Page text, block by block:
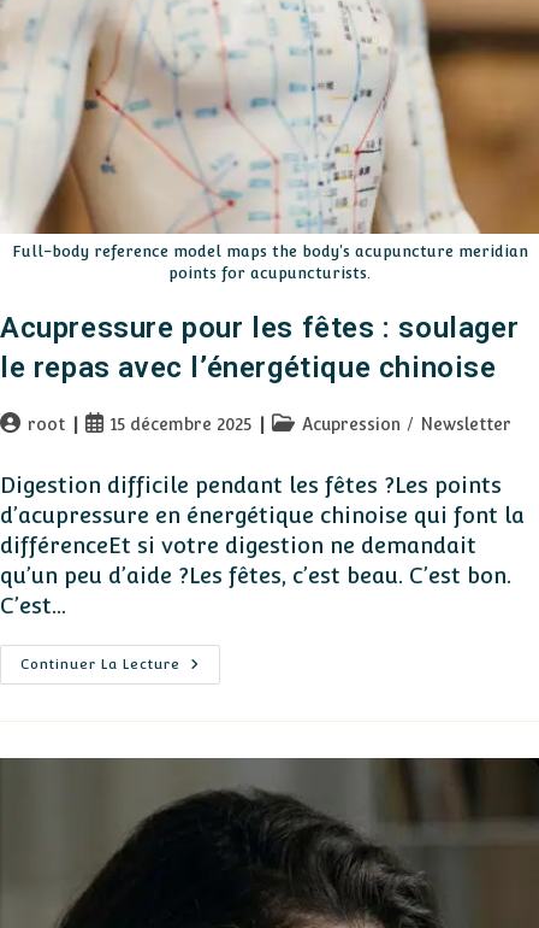
Full-body reference model maps the body's acupuncture meridian
points for acupuncturists.
Acupressure pour les fêtes : soulager
le repas avec l’énergétique chinoise
Auteur/autrice
la
publication :
root
Publication
15 décembre 2025
PostAcupression / Newsletter
Digestion difficile pendant les fêtes ?Les points
d’acupressure en énergétique chinoise qui font la
différenceEt si votre digestion ne demandait
qu’un peu d’aide ?Les fêtes, c’est beau. C’est bon.
C’est…
Continuer La Lecture
Acupressure
Pour
Avec
L’énergétique